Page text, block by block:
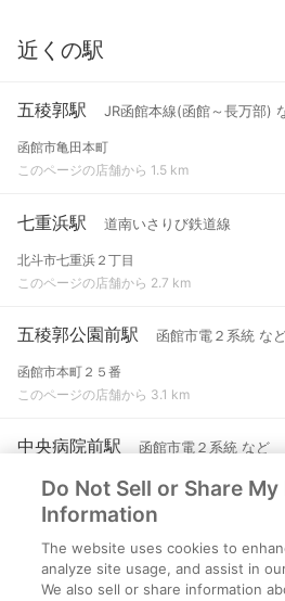
近くの駅
五稜郭駅 JR函館本線(函館～長万部)
函館市亀田本町
このページの店舗から 1.5 km
七重浜駅 道南いさりび鉄道線
北斗市七重浜２丁目
このページの店舗から 2.7 km
五稜郭公園前駅 函館市電２系統 な
函館市本町２５番
このページの店舗から 3.1 km
中央病院前駅 函館市電２系統 など
函館市本町２番
このページの店舗から 3.4 km
杉並町駅 函館市電２系統 など
函館市杉並町２１番
Do Not Sell or Share
Information
The website uses cookies to
analyze site usage, and assist in
We also sell or share information